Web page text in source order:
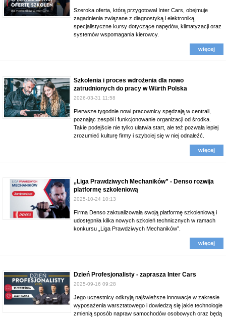
Szeroka oferta, którą przygotował Inter Cars, obejmuje
zagadnienia związane z diagnostyką i elektroniką,
specjalistyczne kursy dotyczące napędów, klimatyzacji oraz
systemów wspomagania kierowcy.
więcej
Szkolenia i proces wdrożenia dla nowo
zatrudnionych do pracy w Würth Polska
2026-03-31 11:58
Pierwsze tygodnie nowi pracownicy spędzają w centrali,
poznając zespół i funkcjonowanie organizacji od środka.
Takie podejście nie tylko ułatwia start, ale też pozwala lepiej
zrozumieć kulturę firmy i szybciej się w niej odnaleźć.
więcej
„Liga Prawdziwych Mechaników” - Denso rozwija
platformę szkoleniową
2025-10-24 10:13
Firma Denso zaktualizowała swoją platformę szkoleniową i
udostępniła kilka nowych szkoleń technicznych w ramach
konkursu „Liga Prawdziwych Mechaników”.
więcej
Dzień Profesjonalisty - zaprasza Inter Cars
2025-09-16 09:28
Jego uczestnicy odkryją najświeższe innowacje w zakresie
wyposażenia warsztatowego i dowiedzą się jakie technologie
zmienią sposób napraw samochodów osobowych oraz będą